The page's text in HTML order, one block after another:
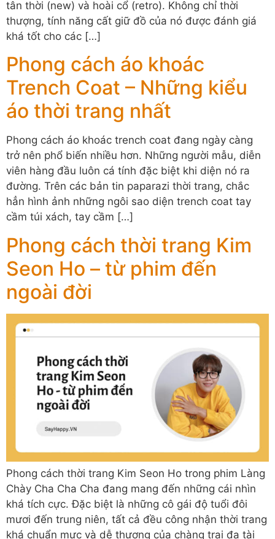
tân thời (new) và hoài cổ (retro). Không chỉ thời
thượng, tính năng cất giữ đồ của nó được đánh giá
khá tốt cho các […]
Phong cách áo khoác
Trench Coat – Những kiểu
áo thời trang nhất
Phong cách áo khoác trench coat đang ngày càng
trở nên phổ biến nhiều hơn. Những người mẫu, diễn
viên hàng đầu luôn cá tính đặc biệt khi diện nó ra
đường. Trên các bản tin paparazi thời trang, chắc
hẳn hình ảnh những ngôi sao diện trench coat tay
cầm túi xách, tay cầm […]
Phong cách thời trang Kim
Seon Ho – từ phim đến
ngoài đời
Phong cách thời trang Kim Seon Ho trong phim Làng
Chày Cha Cha Cha đang mang đến những cái nhìn
khá tích cực. Đặc biệt là những cô gái độ tuổi đôi
mươi đến trung niên, tất cả đều công nhận thời trang
khá chuẩn mực và dễ thương của chàng trai đa tài